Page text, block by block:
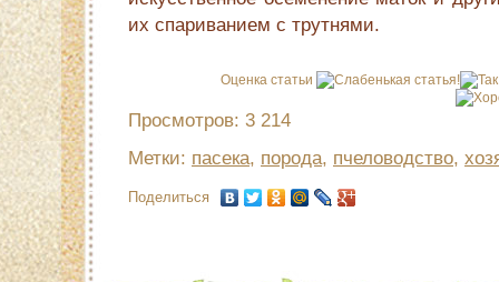
их спариванием с трутнями.
Оценка статьи
Просмотров: 3 214
Метки: пасека, порода, пчеловодство,
Поделиться